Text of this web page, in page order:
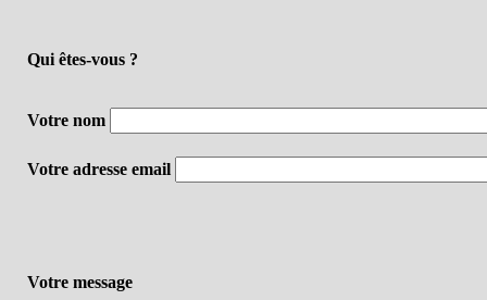
Qui êtes-vous ?
Votre nom
Votre adresse email
Votre message